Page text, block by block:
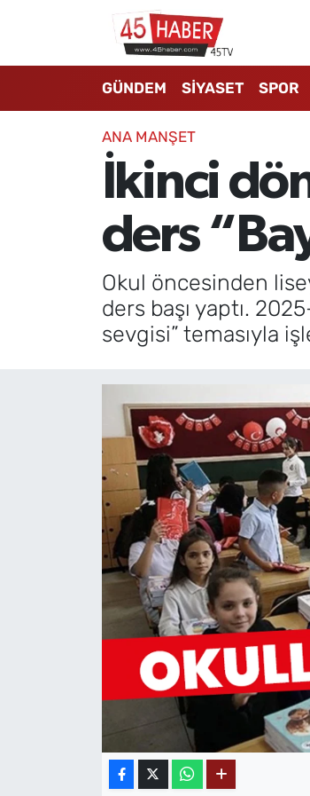
GÜNDEM SİYASET SPOR
ANA MANŞET
İkinci
ders
Okul öncesinden
ders başı yaptı.
sevgisi” temasıyla
GÜNDEM
SİYASET
EKONOMİ
3.SAYFA
EĞİTİM
SAĞLIK
YAŞAM
Manisa Nöbetçi Eczaneler
Manisa Hava Durumu
Manisa Namaz Vakitleri
Manisa Trafik Yoğunluk Haritası
Süper Lig Puan Durumu ve Fikstür
Tüm Manşetler
Son Dakika Haberleri
Haber Arşivi